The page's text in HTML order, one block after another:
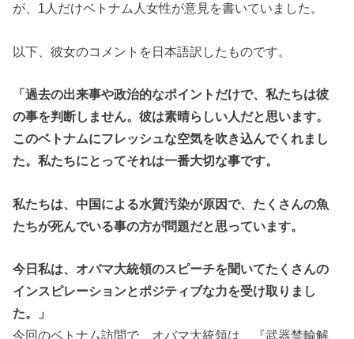
が、1人だけベトナム人女性が意見を書いていました。
以下、彼女のコメントを日本語訳したものです。
「過去の出来事や政治的なポイントだけで、私たちは彼
の事を判断しません。彼は素晴らしい人だと思います。
このベトナムにフレッシュな空気を吹き込んでくれまし
た。私たちにとってそれは一番大切な事です。
私たちは、中国による水質汚染が原因で、たくさんの魚
たちが死んでいる事の方が問題だと思っています。
今日私は、オバマ大統領のスピーチを聞いてたくさんの
インスピレーションとポジティブな力を受け取りまし
た。」
今回のベトナム訪問で、オバマ大統領は、『武器禁輸解